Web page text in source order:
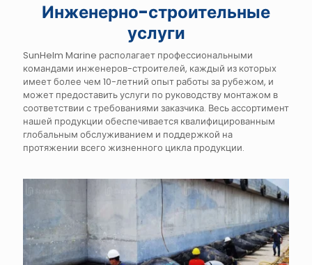
Инженерно-строительные
услуги
SunHelm Marine располагает профессиональными
командами инженеров-строителей, каждый из которых
имеет более чем 10-летний опыт работы за рубежом, и
может предоставить услуги по руководству монтажом в
соответствии с требованиями заказчика. Весь ассортимент
нашей продукции обеспечивается квалифицированным
глобальным обслуживанием и поддержкой на
протяжении всего жизненного цикла продукции.